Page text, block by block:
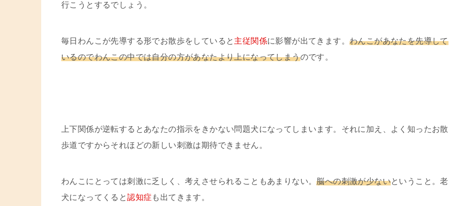
行こうとするでしょう。
毎日わんこが先導する形でお散歩をしていると 主従関係に影響が出てきます。わんこがあなたを先導して
いるのでわんこの中では自分の方があなたより上になってしまうのです。
上下関係が逆転するとあなたの指示をきかない問題犬になってしまいます。それに加え、よく知ったお散
歩道ですからそれほどの新しい刺激は期待できません。
わんこにとっては刺激に乏しく、考えさせられることもあまりない。脳への刺激が少ないということ。老
犬になってくると認知症 も出てきます。